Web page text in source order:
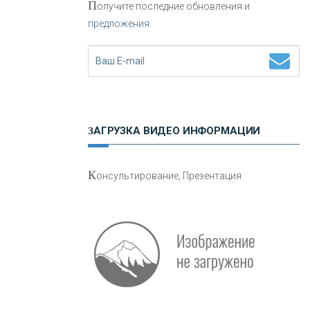
Нетворкинг для предпринимателей
авто
Получите последние обновления и
предложения.
ЗАГРУЗКА ВИДЕО ИНФОРМАЦИИ
Консультирование, Презентация